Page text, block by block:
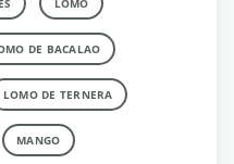
DE BACALAO
LOMO DE TERNERA
MANGO